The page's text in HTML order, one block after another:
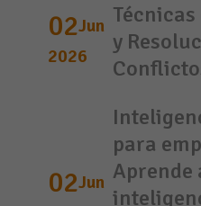
02Jun
2026
y
02Jun
para